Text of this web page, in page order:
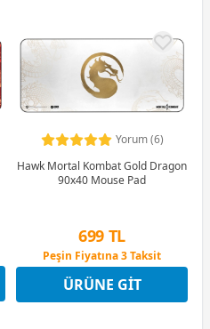
Yorum (6)
Hawk Mortal Kombat Gold Dragon
90x40 Mouse Pad
699 TL
Peşin Fiyatına 3 Taksit
12 Ay x 82 TL taksitle
Peşin Fiyatına 3 Taksit
ÜRÜNE GIT